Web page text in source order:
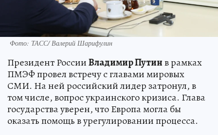
Фото: ТАСС/ Валерий Шарифулин
Президент РоссииВладимир Путинв рамках
ПМЭФ провел встречу с главами мировых
СМИ. На ней российский лидер затронул, в
том числе, вопрос украинского кризиса. Глава
государства уверен, что Европа могла бы
оказать помощь в урегулировании процесса.